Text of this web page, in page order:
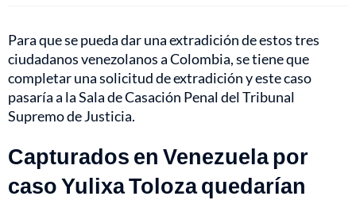
Para que se pueda dar una extradición de estos tres
ciudadanos venezolanos a Colombia, se tiene que
completar una solicitud de extradición y este caso
pasaría a la Sala de Casación Penal del Tribunal
Supremo de Justicia.
Capturados en Venezuela por
caso Yulixa Toloza quedarían